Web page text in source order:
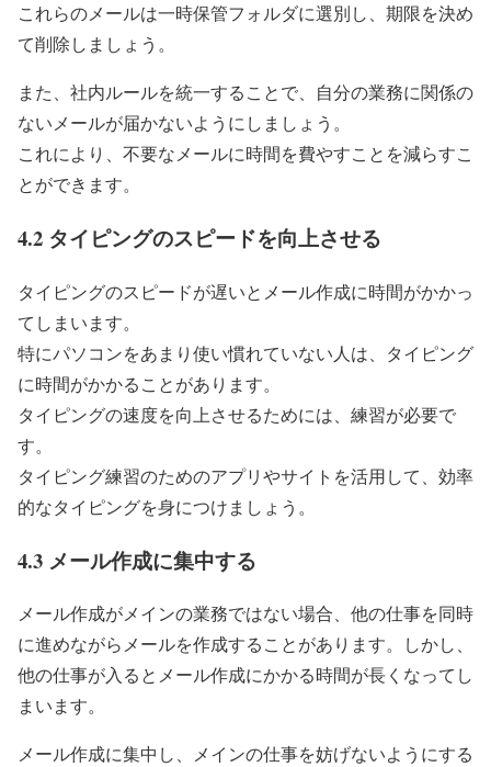
これらのメールは一時保管フォルダに選別し、期限を決め
て削除しましょう。
また、社内ルールを統一することで、自分の業務に関係の
ないメールが届かないようにしましょう。
これにより、不要なメールに時間を費やすことを減らすこ
とができます。
4.2 タイピングのスピードを向上させる
タイピングのスピードが遅いとメール作成に時間がかかっ
てしまいます。
特にパソコンをあまり使い慣れていない人は、タイピング
に時間がかかることがあります。
タイピングの速度を向上させるためには、練習が必要で
す。
タイピング練習のためのアプリやサイトを活用して、効率
的なタイピングを身につけましょう。
4.3 メール作成に集中する
メール作成がメインの業務ではない場合、他の仕事を同時
に進めながらメールを作成することがあります。しかし、
他の仕事が入るとメール作成にかかる時間が長くなってし
まいます。
メール作成に集中し、メインの仕事を妨げないようにする